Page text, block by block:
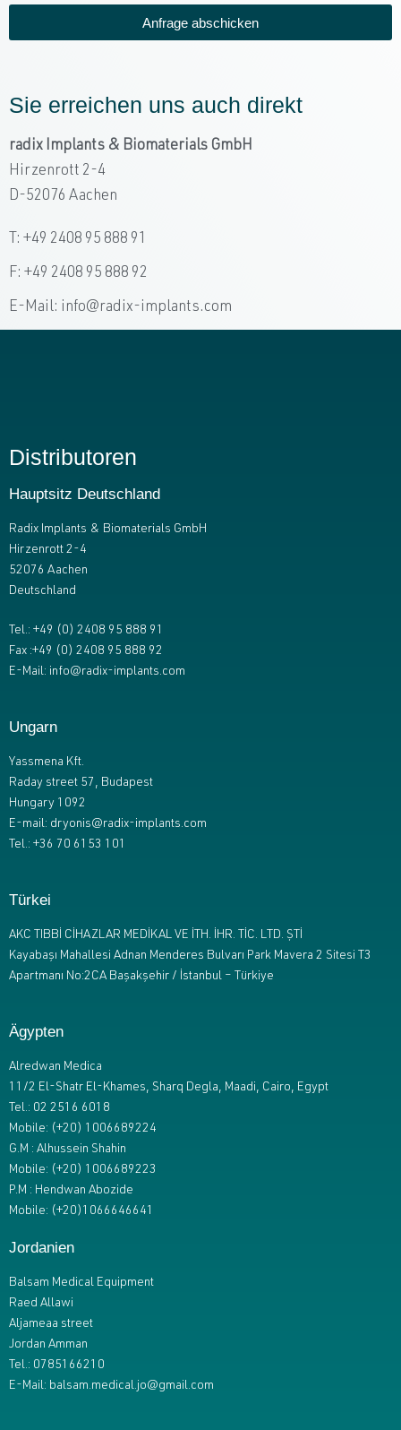
Anfrage abschicken
Sie erreichen uns auch direkt
radix Implants & Biomaterials GmbH
Hirzenrott 2-4
D-52076 Aachen
T: +49 2408 95 888 91
F: +49 2408 95 888 92
E-Mail: info@radix-implants.com
Distributoren
Hauptsitz Deutschland
Radix Implants & Biomaterials GmbH
Hirzenrott 2-4
52076 Aachen
Deutschland
Tel.: +49 (0) 2408 95 888 91
Fax :+49 (0) 2408 95 888 92
E-Mail: info@radix-implants.com
Ungarn
Yassmena Kft.
Raday street 57, Budapest
Hungary 1092
E-mail: dryonis@radix-implants.com
Tel.: +36 70 6153 101
Türkei
AKC TIBBİ CİHAZLAR MEDİKAL VE İTH. İHR. TİC. LTD. ŞTİ
Kayabaşı Mahallesi Adnan Menderes Bulvarı Park Mavera 2 Sitesi T3
Apartmanı No:2CA Başakşehir / İstanbul – Türkiye
Ägypten
Alredwan Medica
11/2 El-Shatr El-Khames, Sharq Degla, Maadi, Cairo, Egypt
Tel.: 02 2516 6018
Mobile: (+20) 1006689224
G.M : Alhussein Shahin
Mobile: (+20) 1006689223
P.M : Hendwan Abozide
Mobile: (+20)1066646641
Jordanien
Balsam Medical Equipment
Raed Allawi
Aljameaa street
Jordan Amman
Tel.: 0785166210
E-Mail: balsam.medical.jo@gmail.com